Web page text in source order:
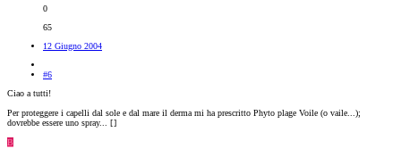
0
65
12 Giugno 2004
#6
Ciao a tutti!
Per proteggere i capelli dal sole e dal mare il derma mi ha prescritto Phyto plage Voile (o vaile...);
dovrebbe essere uno spray... []
B